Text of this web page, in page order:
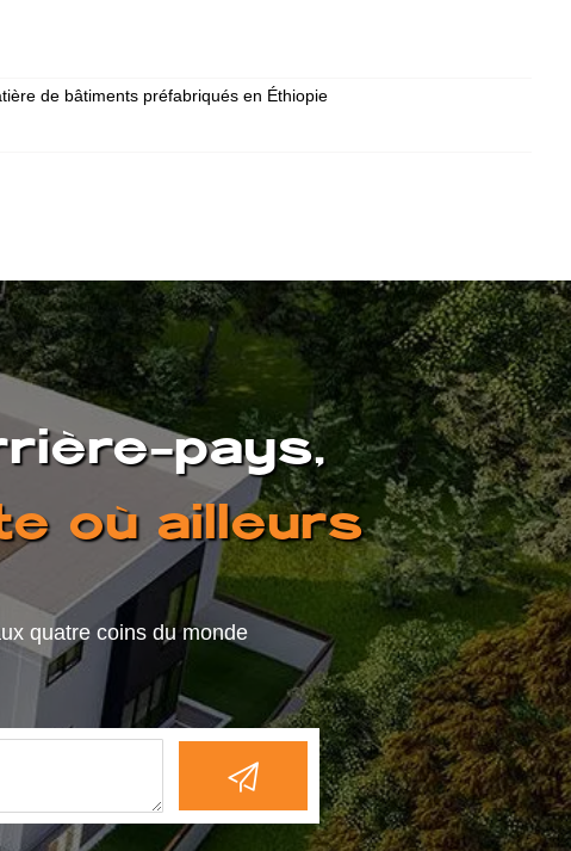
de bâtiments préfabriqués en Éthiopie
pays,
où ailleurs
quatre coins du monde
